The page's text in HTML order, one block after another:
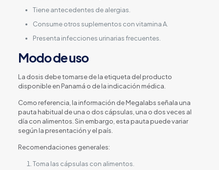
Tiene antecedentes de alergias.
Consume otros suplementos con vitamina A.
Presenta infecciones urinarias frecuentes.
Modo de uso
La dosis debe tomarse de la etiqueta del producto
disponible en Panamá o de la indicación médica.
Como referencia, la información de Megalabs señala una
pauta habitual de una o dos cápsulas, una o dos veces al
día con alimentos. Sin embargo, esta pauta puede variar
según la presentación y el país.
Recomendaciones generales:
Toma las cápsulas con alimentos.